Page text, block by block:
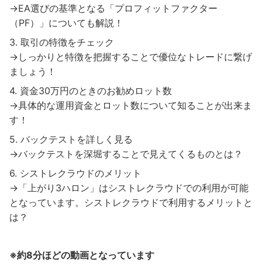
→EA選びの基準となる「プロフィットファクター
（PF）」についても解説！
取引の特徴をチェック
→しっかりと特徴を把握することで優位なトレードに繋げ
ましょう！
資金30万円のときのお勧めロット数
→具体的な運用資金とロット数について知ることが出来ま
す！
バックテストを詳しく見る
→バックテストを深堀することで見えてくるものとは？
シストレクラウドのメリット
→「上がり3ハロン」はシストレクラウドでの利用が可能
となっています。シストレクラウドで利用するメリットと
は？
※約8分ほどの動画となっています